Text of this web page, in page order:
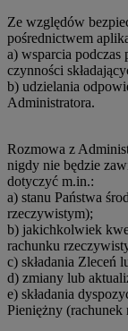
Ze względów
pośrednictwem
a) wsparcia
czynności
b) udzielania
Administratora.
Rozmowa z
nigdy nie będzie
dotyczyć m.in.:
a) stanu Państwa
rzeczywistym);
b) jakichkolwiek
rachunku
c) składania Zleceń
d) zmiany lub
e) składania
Pieniężny (rachunek